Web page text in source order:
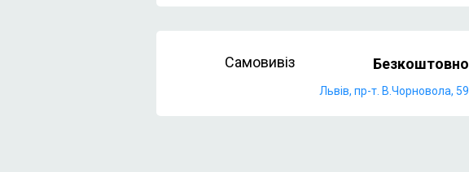
Самовивіз Безкоштовно
Львів, пр-т. В.Чорновола, 59